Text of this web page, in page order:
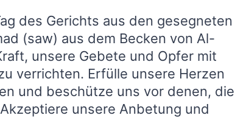
des Gerichts aus den gesegneten
(saw) aus dem Becken von Al-
unsere Gebete und Opfer mit
verrichten. Erfülle unsere Herzen
und beschütze uns vor denen, die
unsere Anbetung und